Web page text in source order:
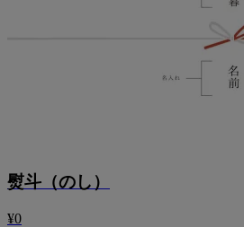
熨斗（のし）
¥0